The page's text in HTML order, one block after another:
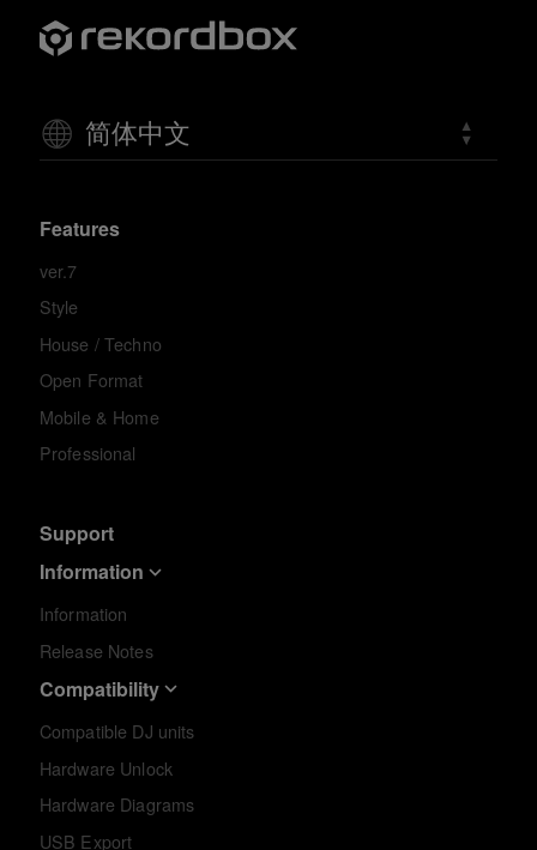
简体中文
Features
ver.7
Style
House / Techno
Open Format
Mobile & Home
Professional
Support
Information
Information
Release Notes
Compatibility
Compatible DJ units
Hardware Unlock
Hardware Diagrams
USB Export